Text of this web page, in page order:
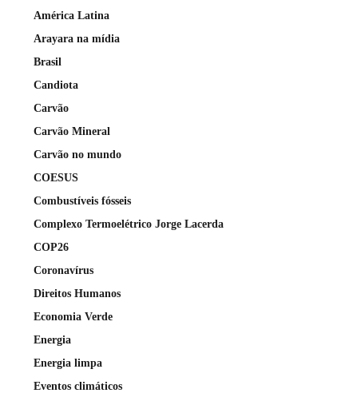
América Latina
Arayara na mídia
Brasil
Candiota
Carvão
Carvão Mineral
Carvão no mundo
COESUS
Combustíveis fósseis
Complexo Termoelétrico Jorge Lacerda
COP26
Coronavírus
Direitos Humanos
Economia Verde
Energia
Energia limpa
Eventos climáticos